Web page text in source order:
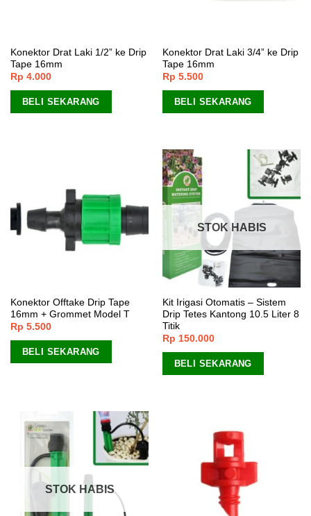
Konektor Drat Laki 1/2” ke Drip
Tape 16mm
Rp 4.000
BELI SEKARANG
Konektor Drat Laki 3/4” ke Drip
Tape 16mm
Rp 5.500
BELI SEKARANG
Konektor Offtake Drip Tape
16mm + Grommet Model T
Rp 5.500
BELI SEKARANG
STOK HABIS
Kit Irigasi Otomatis – Sistem
Drip Tetes Kantong 10.5 Liter 8
Titik
Rp 150.000
BELI SEKARANG
STOK HABIS